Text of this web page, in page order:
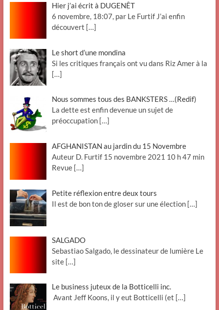
Hier j’ai écrit à DUGENÊT
6 novembre, 18:07, par Le Furtif J’ai enfin
découvert […]
Le short d’une mondina
Si les critiques français ont vu dans Riz Amer à la
[…]
Nous sommes tous des BANKSTERS …(Redif)
La dette est enfin devenue un sujet de
préoccupation […]
AFGHANISTAN au jardin du 15 Novembre
Auteur D. Furtif 15 novembre 2021 10 h 47 min
Revue […]
Petite réflexion entre deux tours
Il est de bon ton de gloser sur une élection […]
SALGADO
Sebastiao Salgado, le dessinateur de lumière Le
site […]
Le business juteux de la Botticelli inc.
Avant Jeff Koons, il y eut Botticelli (et […]